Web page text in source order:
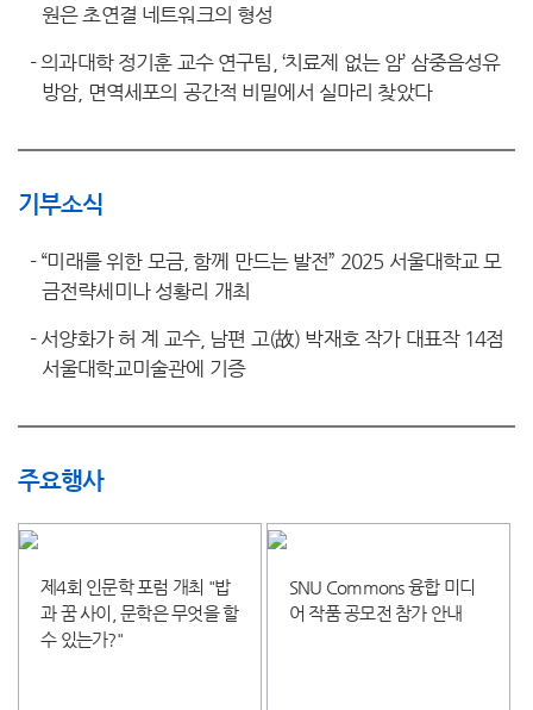
원은 초연결 네트워크의 형성
-의과대학 정기훈 교수 연구팀, ‘치료제 없는 암’ 삼중음성유
방암, 면역세포의 공간적 비밀에서 실마리 찾았다
기부소식
- “미래를 위한 모금, 함께 만드는 발전” 2025 서울대학교 모
금전략세미나 성황리 개최
- 서양화가 허 계 교수, 남편 고(故) 박재호 작가 대표작 14점
서울대학교미술관에 기증
주요행사
제4회 인문학 포럼 개최 "밥
과 꿈 사이, 문학은 무엇을 할
수 있는가?"
SNU Commons 융합 미디
어 작품 공모전 참가 안내